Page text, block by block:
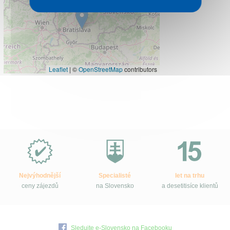
Leaflet | ©OpenStreetMapcontributors
Slovensko.cz?
Nejvýhodnější
ceny zájezdů
Specialisté
na Slovensko
let na trhu
a desetitisíce klientů
Sledujte e-Slovensko na Facebooku